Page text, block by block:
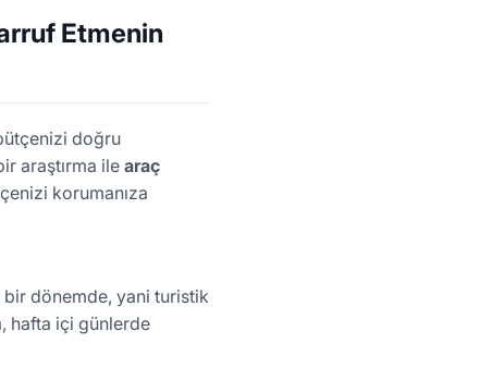
Etmenin
doğru
araştırma ile araç
korumanıza
bir dönemde, yani turistik
hafta içi günlerde